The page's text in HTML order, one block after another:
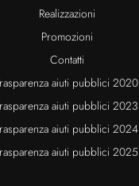
Realizzazioni
Promozioni
Contatti
aiuti pubblici 2020
aiuti pubblici 2023
aiuti pubblici 2024
aiuti pubblici 2025